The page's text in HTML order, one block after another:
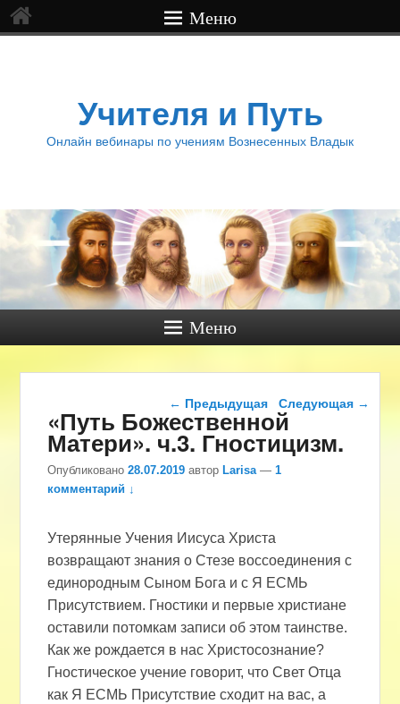
Меню
Учителя и Путь
Онлайн вебинары по учениям Вознесенных Владык
Меню
Навигация по записям
← Предыдущая Следующая →
«Путь Божественной
Матери». ч.3. Гностицизм.
Опубликовано28.07.2019 авторLarisa —1
комментарий ↓
Утерянные Учения Иисуса Христа
возвращают знания о Стезе воссоединения с
единородным Сыном Бога и с Я ЕСМЬ
Присутствием. Гностики и первые христиане
оставили потомкам записи об этом таинстве.
Как же рождается в нас Христосознание?
Гностическое учение говорит, что Свет Отца
как Я ЕСМЬ Присутствие сходит на вас, а